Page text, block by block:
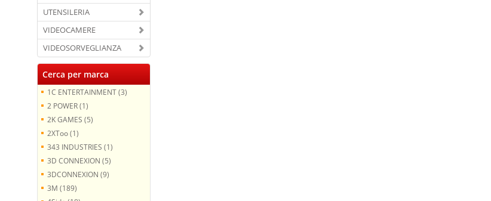
UTENSILERIA
VIDEOCAMERE
VIDEOSORVEGLIANZA
Cerca per marca
1C ENTERTAINMENT (3)
2 POWER (1)
2K GAMES (5)
2XToo (1)
343 INDUSTRIES (1)
3D CONNEXION (5)
3DCONNEXION (9)
3M (189)